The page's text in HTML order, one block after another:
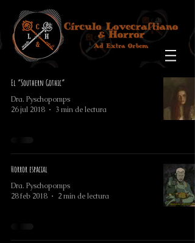
El “Southern Gothic”
Dra. Pyschopomps
26 jul 2018
3 min de lectura
Horror espacial
Dra. Pyschopomps
28 feb 2018
2 min de lectura